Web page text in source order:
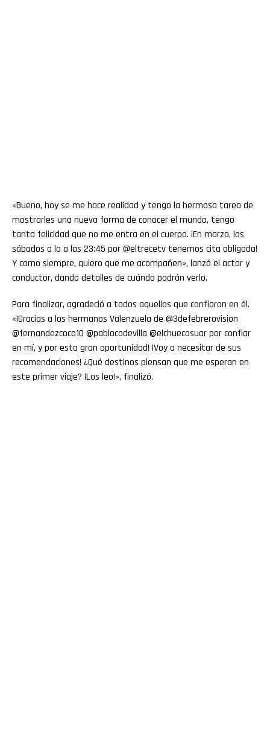
«Bueno, hoy se me hace realidad y tengo la hermosa tarea de
mostrarles una nueva forma de conocer el mundo, tengo
tanta felicidad que no me entra en el cuerpo. ¡En marzo, los
sábados a la a las 23:45 por @eltrecetv tenemos cita obligada!
Y como siempre, quiero que me acompañen», lanzó el actor y
conductor, dando detalles de cuándo podrán verlo.
Para finalizar, agradeció a todos aquellos que confiaron en él.
«¡Gracias a los hermanos Valenzuela de @3defebrerovision
@fernandezcoco10 @pablocodevilla @elchuecosuar por confiar
en mí, y por esta gran oportunidad! ¡Voy a necesitar de sus
recomendaciones! ¿Qué destinos piensan que me esperan en
este primer viaje? ¡Los leo!», finalizó.